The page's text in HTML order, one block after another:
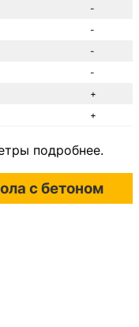
-
-
-
-
+
+
подробнее.
с бетоном